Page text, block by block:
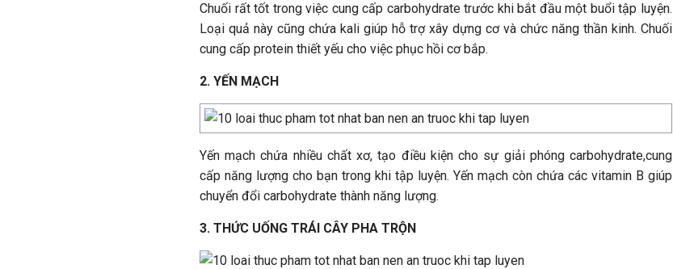
Chuối rất tốt trong việc cung cấp carbohydrate trước khi bắt đầu một buổi tập luyện.
Loại quả này cũng chứa kali giúp hỗ trợ xây dựng cơ và chức năng thần kinh. Chuối
cung cấp protein thiết yếu cho việc phục hồi cơ bắp.
2. YẾN MẠCH
Yến mạch chứa nhiều chất xơ, tạo điều kiện cho sự giải phóng carbohydrate,cung
cấp năng lượng cho bạn trong khi tập luyện. Yến mạch còn chứa các vitamin B giúp
chuyển đổi carbohydrate thành năng lượng.
3. THỨC UỐNG TRÁI CÂY PHA TRỘN